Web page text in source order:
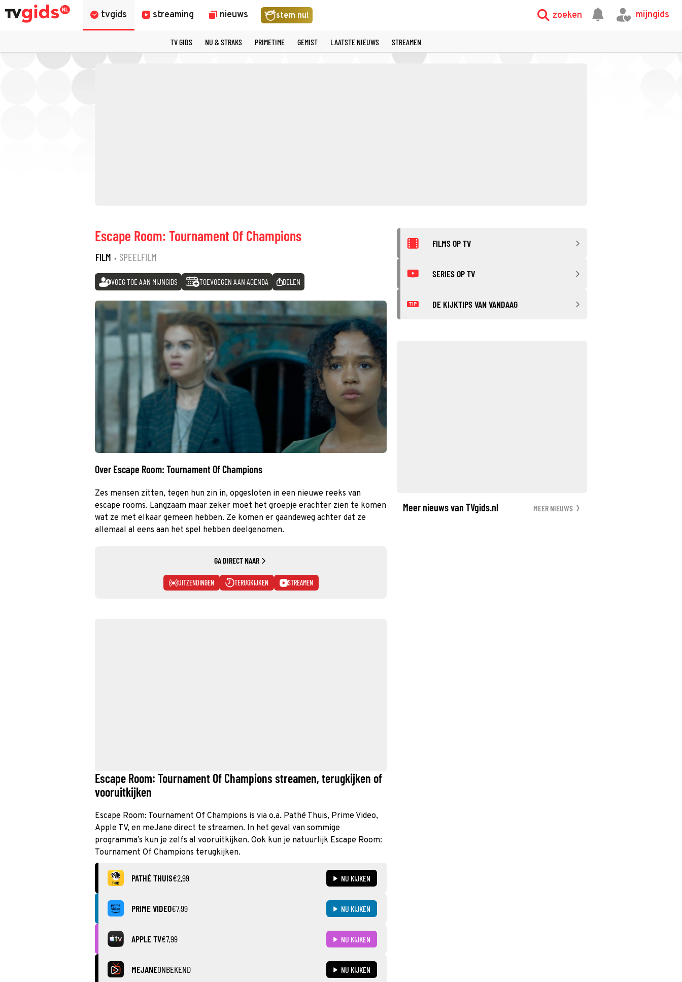
tvgids streaming nieuws stem nu! zoeken mijngids
TV GIDS NU & STRAKS PRIMETIME GEMIST LAATSTE NIEUWS STREAMEN
Escape Room: Tournament Of Champions
FILM · SPEELFILM
VOEG TOE AAN MIJNGIDS TOEVOEGEN AAN AGENDA DELEN
Over Escape Room: Tournament Of Champions
Zes mensen zitten, tegen hun zin in, opgesloten in een nieuwe reeks van
escape rooms. Langzaam maar zeker moet het groepje erachter zien te komen
wat ze met elkaar gemeen hebben. Ze komen er gaandeweg achter dat ze
allemaal al eens aan het spel hebben deelgenomen.
GA DIRECT NAAR
UITZENDINGEN TERUGKIJKEN STREAMEN
Escape Room: Tournament Of Champions streamen, terugkijken of
vooruitkijken
Escape Room: Tournament Of Champions is via o.a. Pathé Thuis, Prime Video,
Apple TV, en meJane direct te streamen. In het geval van sommige
programma’s kun je zelfs al vooruitkijken. Ook kun je natuurlijk Escape Room:
Tournament Of Champions terugkijken.
PATHÉ THUIS€2,99 NU KIJKEN
PRIME VIDEO€7,99 NU KIJKEN
APPLE TV€7,99 NU KIJKEN
MEJANEONBEKEND NU KIJKEN
FILMS OP TV
SERIES OP TV
TIP DE KIJKTIPS VAN VANDAAG
Meer nieuws van TVgids.nl MEER NIEUWS